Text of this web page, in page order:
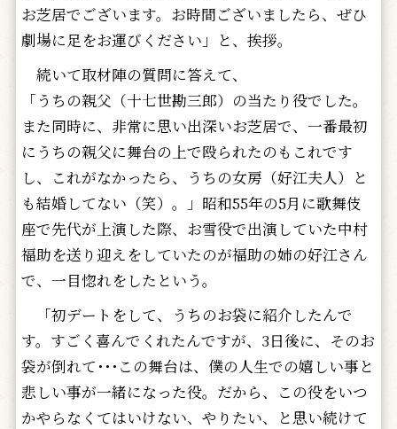
お芝居でございます。お時間ございましたら、ぜひ
劇場に足をお運びください」と、挨拶。
続いて取材陣の質問に答えて、
「うちの親父（十七世勘三郎）の当たり役でした。
また同時に、非常に思い出深いお芝居で、一番最初
にうちの親父に舞台の上で殴られたのもこれです
し、これがなかったら、うちの女房（好江夫人）と
も結婚してない（笑）。」昭和55年の5月に歌舞伎
座で先代が上演した際、お雪役で出演していた中村
福助を送り迎えをしていたのが福助の姉の好江さん
で、一目惚れをしたという。
「初デートをして、うちのお袋に紹介したんで
す。すごく喜んでくれたんですが、3日後に、そのお
袋が倒れて･･･この舞台は、僕の人生での嬉しい事と
悲しい事が一緒になった役。だから、この役をいつ
かやらなくてはいけない、やりたい、と思い続けて